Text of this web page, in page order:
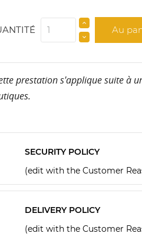
Au
prestation s'applique suite à
SECURITY POLICY
(edit with the Customer
DELIVERY POLICY
(edit with the Customer